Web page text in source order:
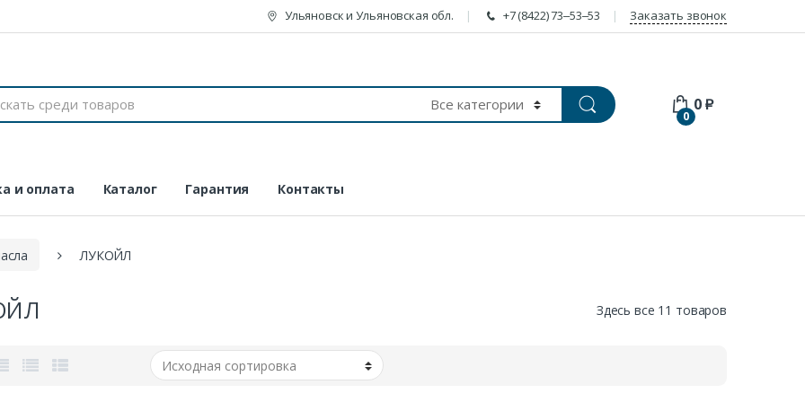
Ульяновск и Ульяновская обл. +7 (8422) 73‒53‒53 Заказать звонок
0
0₽
и оплата Каталог Гарантия Контакты
ЛУКОЙЛ
Здесь все 11 товаров